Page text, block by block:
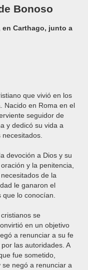
Bonoso
en Carthago, junto a
que vivió en los
Nacido en Roma en el
seguidor de
y dedicó su vida a
devoción a Dios y su
y la penitencia,
de la
le ganaron el
lo conocían.
se
en un objetivo
a renunciar a su fe
las autoridades. A
fue sometido,
negó a renunciar a